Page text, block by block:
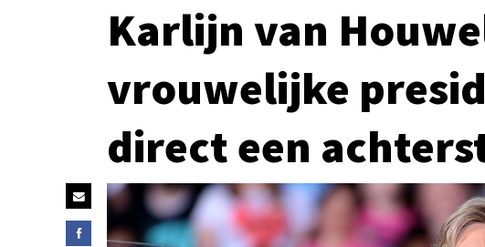
Karlijn van
vrouwelijke
direct een